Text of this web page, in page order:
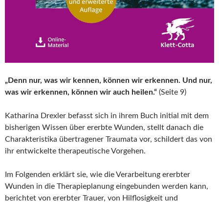
„Denn nur, was wir kennen, können wir erkennen. Und nur,
was wir erkennen, können wir auch heilen.“ (Seite 9)
Katharina Drexler befasst sich in ihrem Buch initial mit dem
bisherigen Wissen über ererbte Wunden, stellt danach die
Charakteristika übertragener Traumata vor, schildert das von
ihr entwickelte therapeutische Vorgehen.
Im Folgenden erklärt sie, wie die Verarbeitung ererbter
Wunden in die Therapieplanung eingebunden werden kann,
berichtet von ererbter Trauer, von Hilflosigkeit und